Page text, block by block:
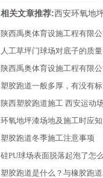
相关文章推荐:西安环氧地
陕西禹奥体育设施工程有限
人工草坪门球场对底子的质
陕西禹奥体育设施工程有限
塑胶跑道一般多厚，有没有
陕西塑胶跑道施工 西安运动
环氧地坪漆场地及施工时应
塑胶跑道冬季施工注意事项
硅PU球场表面脱落起泡了怎
塑胶跑道是什么？与橡胶跑